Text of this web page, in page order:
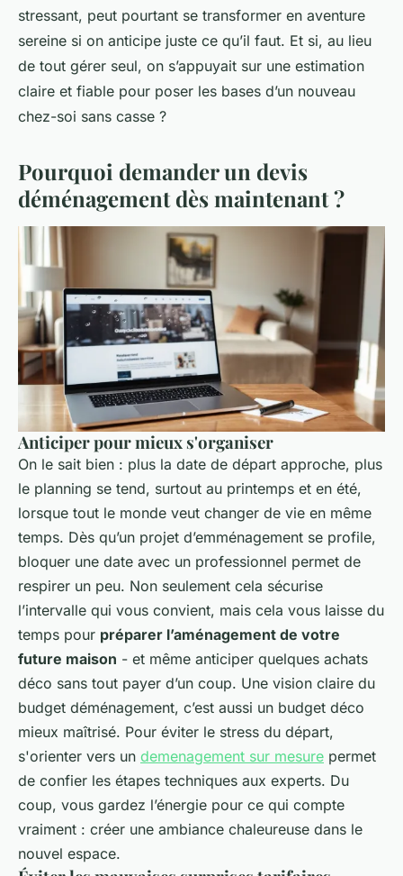
stressant, peut pourtant se transformer en aventure
sereine si on anticipe juste ce qu’il faut. Et si, au lieu
de tout gérer seul, on s’appuyait sur une estimation
claire et fiable pour poser les bases d’un nouveau
chez-soi sans casse ?
Pourquoi demander un devis
déménagement dès maintenant ?
Anticiper pour mieux s'organiser
On le sait bien : plus la date de départ approche, plus
le planning se tend, surtout au printemps et en été,
lorsque tout le monde veut changer de vie en même
temps. Dès qu’un projet d’emménagement se profile,
bloquer une date avec un professionnel permet de
respirer un peu. Non seulement cela sécurise
l’intervalle qui vous convient, mais cela vous laisse du
temps pour préparer l’aménagement de votre
future maison - et même anticiper quelques achats
déco sans tout payer d’un coup. Une vision claire du
budget déménagement, c’est aussi un budget déco
mieux maîtrisé. Pour éviter le stress du départ,
s'orienter vers un demenagement sur mesure permet
de confier les étapes techniques aux experts. Du
coup, vous gardez l’énergie pour ce qui compte
vraiment : créer une ambiance chaleureuse dans le
nouvel espace.